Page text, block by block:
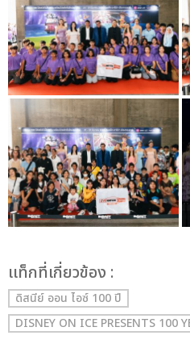
เเท็กที่เกี่ยวข้อง :
ดิสนีย์ ออน ไอซ์ 100 ปี
DISNEY ON ICE PRESENTS 100